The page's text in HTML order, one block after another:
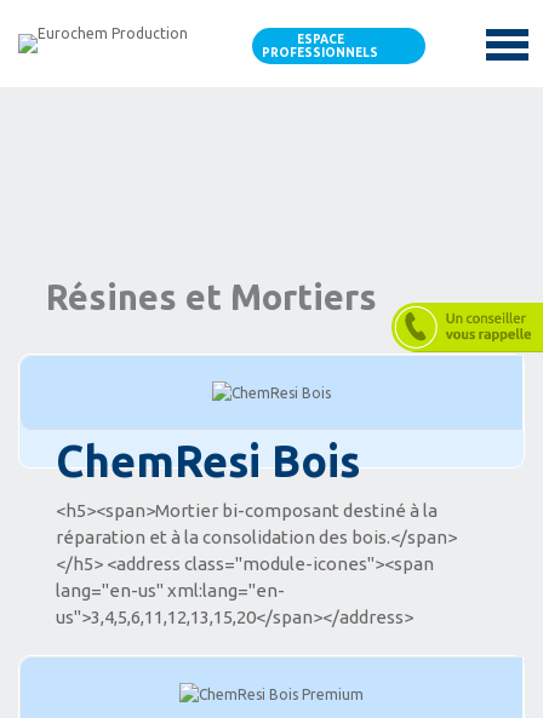
ESPACE
PROFESSIONNELS
Résines et Mortiers
ChemResi Bois
<h5><span>Mortier bi-composant destiné à la
réparation et à la consolidation des bois.</span>
</h5> <address class="module-icones"><span
lang="en-us" xml:lang="en-
us">3,4,5,6,11,12,13,15,20</span></address>